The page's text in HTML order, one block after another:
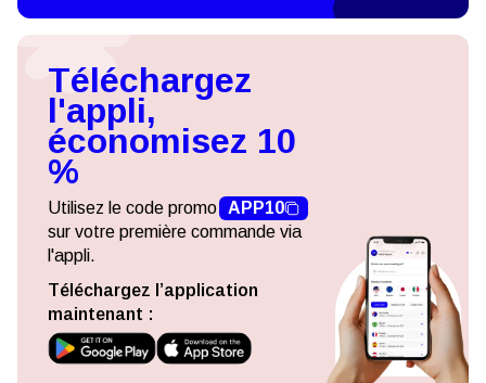
Téléchargez
l'appli,
économisez 10
%
Utilisez le code promo APP10
sur votre première commande via
l'appli.
Téléchargez l’application
maintenant :